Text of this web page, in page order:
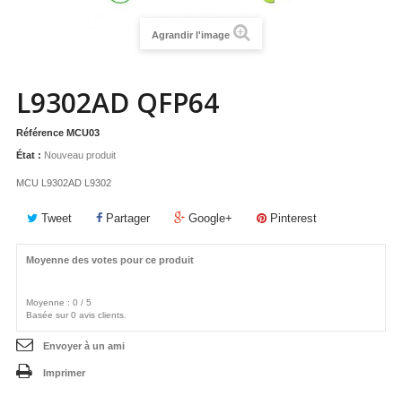
Agrandir l'image
L9302AD QFP64
Référence MCU03
État : Nouveau produit
MCU L9302AD L9302
Tweet Partager Google+ Pinterest
Moyenne des votes pour ce produit
Moyenne : 0 / 5
Basée sur 0 avis clients.
Envoyer à un ami
Imprimer